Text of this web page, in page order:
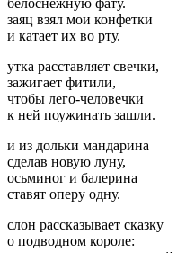
заяц взял мои конфетки
и катает их во рту.
утка расставляет свечки,
зажигает фитили,
чтобы лего-человечки
к ней поужинать зашли.
и из дольки мандарина
сделав новую луну,
осьминог и балерина
ставят оперу одну.
слон рассказывает сказку
о подводном короле: